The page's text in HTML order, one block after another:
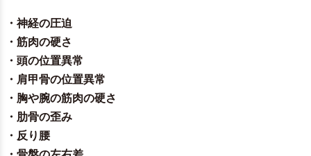
・神経の圧迫
・筋肉の硬さ
・頭の位置異常
・肩甲骨の位置異常
・胸や腕の筋肉の硬さ
・肋骨の歪み
・反り腰